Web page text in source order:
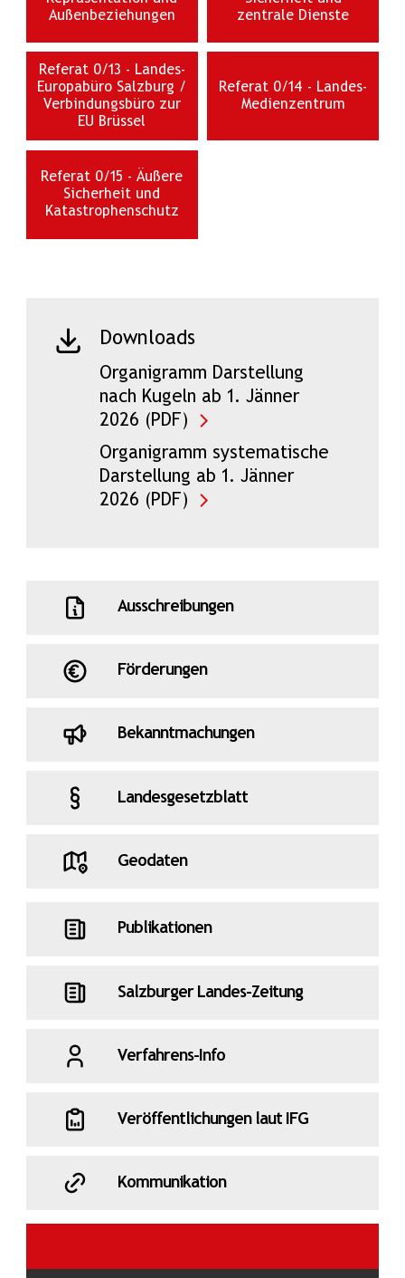
Außenbeziehungen
zentrale Dienste
Referat 0/13 - Landes-
Europabüro Salzburg /
Verbindungsbüro zur
EU Brüssel
Referat 0/14 - Landes-
Medienzentrum
Referat 0/15 - Äußere
Sicherheit und
Katastrophenschutz
Downloads
Organigramm Darstellung
nach Kugeln ab 1. Jänner
2026 (PDF)
Organigramm systematische
Darstellung ab 1. Jänner
2026 (PDF)
Ausschreibungen
Förderungen
Bekanntmachungen
Landesgesetzblatt
Geodaten
Publikationen
Salzburger Landes-Zeitung
Verfahrens-Info
Veröffentlichungen laut IFG
Kommunikation